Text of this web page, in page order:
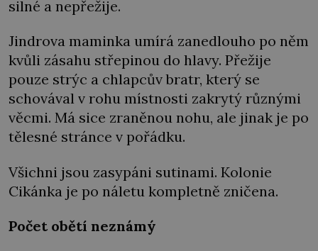
silné a nepřežije.
Jindrova maminka umírá zanedlouho po něm
kvůli zásahu střepinou do hlavy. Přežije
pouze strýc a chlapcův bratr, který se
schovával v rohu místnosti zakrytý různými
věcmi. Má sice zraněnou nohu, ale jinak je po
tělesné stránce v pořádku.
Všichni jsou zasypáni sutinami. Kolonie
Cikánka je po náletu kompletně zničena.
Počet obětí neznámý